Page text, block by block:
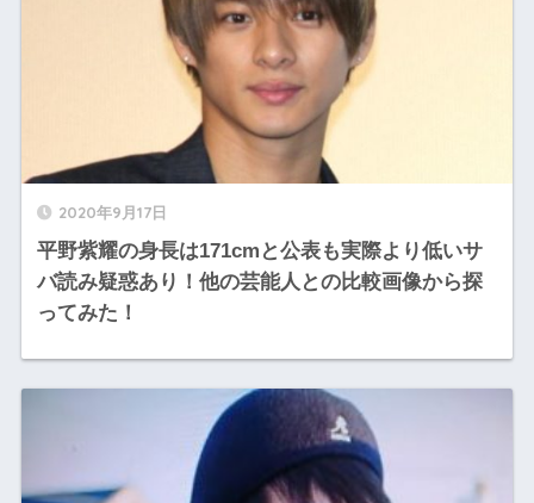
2020年9月17日
平野紫耀の身長は171cmと公表も実際より低いサ
バ読み疑惑あり！他の芸能人との比較画像から探
ってみた！